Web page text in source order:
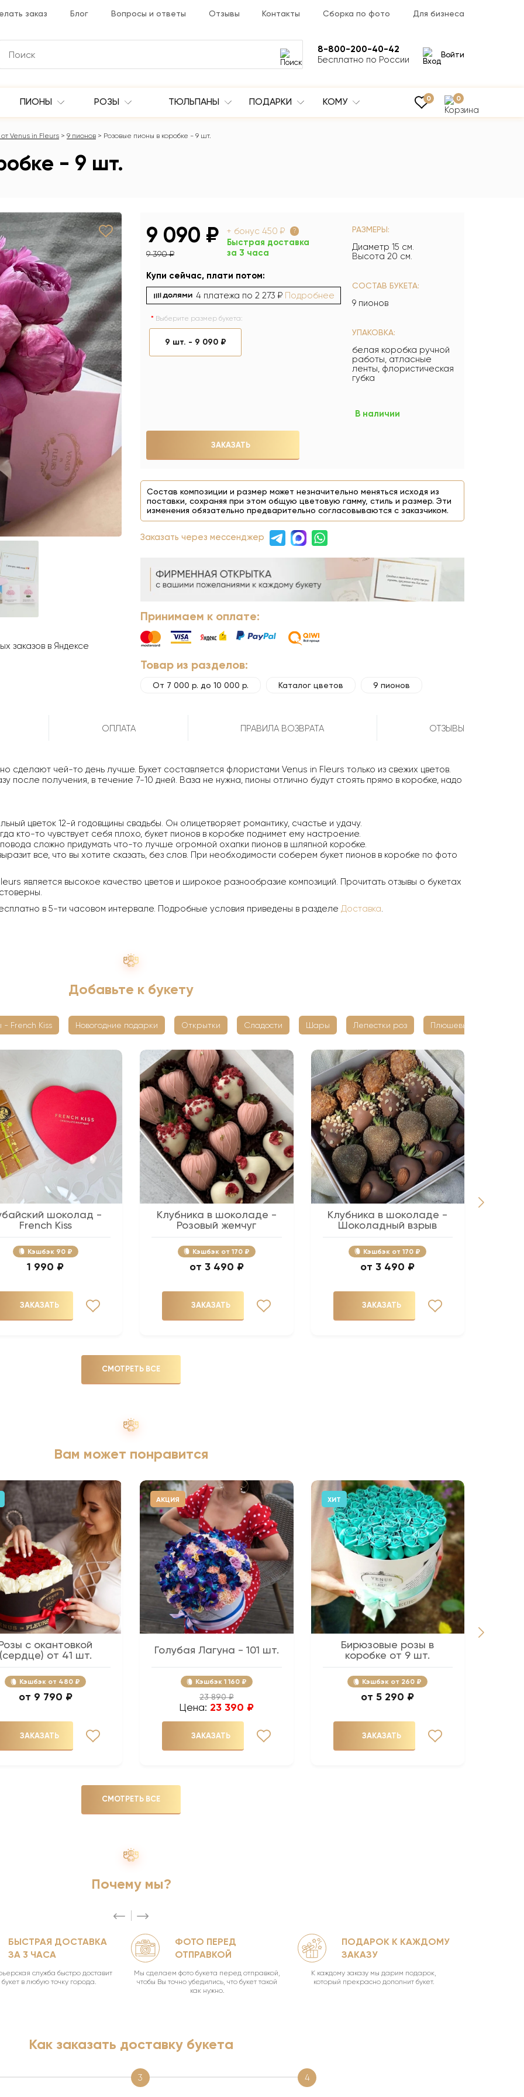
заказ Блог Вопросы и ответы Отзывы Контакты Сборка по фото Для бизнеса
8-800-200-40-42
Бесплатно по России
Войти
ПИОНЫ РОЗЫ ТЮЛЬПАНЫ ПОДАРКИ КОМУ 0 0
Venus in Fleurs 9 пионов Розовые пионы в коробке - 9 шт.
- 9 шт.
На фото 9 шт. - 9 090 ₽
заказов в Яндексе
9 090 ₽
9 390 ₽
+ бонус 450 ₽ ?
Быстрая доставка
за 3 часа
Купи сейчас, плати потом:
4 платежа по 2 273 ₽ Подробнее
Выберите размер букета:
9 шт. - 9 090 ₽
РАЗМЕРЫ:
Диаметр 15 см.
Высота 20 см.
СОСТАВ БУКЕТА:
9 пионов
УПАКОВКА:
белая коробка ручной
работы, атласные
ленты, флористическая
губка
В наличии
ЗАКАЗАТЬ
Состав композиции и размер может незначительно меняться исходя из
поставки, сохраняя при этом общую цветовую гамму, стиль и размер. Эти
изменения обязательно предварительно согласовываются с заказчиком.
Заказать через мессенджер
Принимаем к оплате:
Товар из разделов:
От 7 000 р. до 10 000 р. Каталог цветов 9 пионов
ОПЛАТА ПРАВИЛА ВОЗВРАТА ОТЗЫВЫ
сделают чей-то день лучше. Букет составляется флористами Venus in Fleurs только из свежих цветов.
после получения, в течение 7-10 дней. Ваза не нужна, пионы отлично будут стоять прямо в коробке, надо
цветок 12-й годовщины свадьбы. Он олицетворяет романтику, счастье и удачу.
кто-то чувствует себя плохо, букет пионов в коробке поднимет ему настроение.
сложно придумать что-то лучше огромной охапки пионов в шляпной коробке.
все, что вы хотите сказать, без слов. При необходимости соберем букет пионов в коробке по фото
является высокое качество цветов и широкое разнообразие композиций. Прочитать отзывы о букетах
в 5-ти часовом интервале. Подробные условия приведены в разделе Доставка.
Добавьте к букету
- French Kiss Новогодние подарки Открытки Сладости Шары Лепестки роз Плюшевые мишки
шоколад -
French Kiss
Кэшбэк 90 ₽
1 990 ₽
ЗАКАЗАТЬ
Клубника в шоколаде -
Розовый жемчуг
Кэшбэк 170 ₽
3 490 ₽
ЗАКАЗАТЬ
Клубника в шоколаде -
Шоколадный взрыв
Кэшбэк 170 ₽
3 490 ₽
ЗАКАЗАТЬ
СМОТРЕТЬ ВСЕ
Вам может понравится
с окантовкой
(сердце) от 41 шт.
Кэшбэк 480 ₽
9 790 ₽
ЗАКАЗАТЬ
АКЦИЯ
Голубая Лагуна - 101 шт.
Кэшбэк 1 160 ₽
23 890 ₽
Цена: 23 390 ₽
ЗАКАЗАТЬ
ХИТ
Бирюзовые розы в
коробке от 9 шт.
Кэшбэк 260 ₽
5 290 ₽
ЗАКАЗАТЬ
СМОТРЕТЬ ВСЕ
Почему мы?
БЫСТРАЯ ДОСТАВКА
ЗА 3 ЧАСА
служба быстро доставит
в любую точку города.
ФОТО ПЕРЕД
ОТПРАВКОЙ
Мы сделаем фото букета перед отправкой,
чтобы Вы точно убедились, что букет такой
как нужно.
ПОДАРОК К КАЖДОМУ
ЗАКАЗУ
К каждому заказу мы дарим подарок,
который прекрасно дополнит букет.
Как заказать доставку букета
3 4